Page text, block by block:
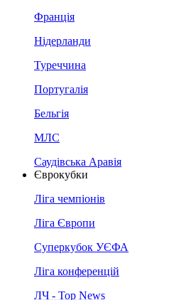
Франція
Нідерланди
Туреччина
Португалія
Бельгія
МЛС
Саудівська Аравія
Єврокубки
Ліга чемпіонів
Ліга Європи
Суперкубок УЄФА
Ліга конференцій
ЛЧ - Top News